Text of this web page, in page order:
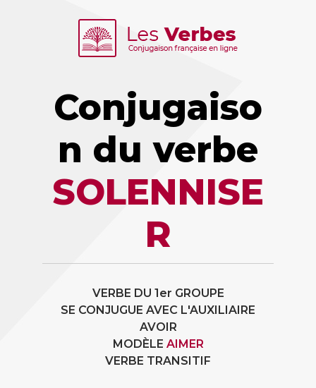
Conjugaiso
n du verbe
SOLENNISE
R
VERBE DU 1er GROUPE
SE CONJUGUE AVEC L'AUXILIAIRE
AVOIR
MODÈLE AIMER
VERBE TRANSITIF